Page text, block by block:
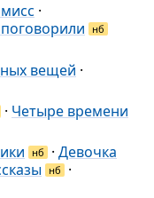
·
нб
вещей ·
· Четыре времени
нб · Девочка
нб
·